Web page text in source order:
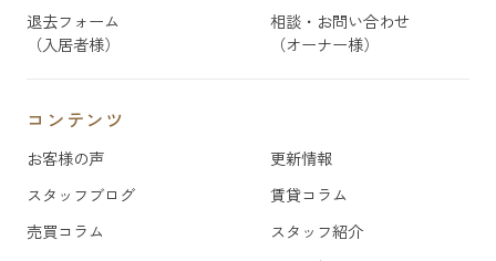
退去フォーム
（入居者様）
相談・お問い合わせ
（オーナー様）
コンテンツ
お客様の声
更新情報
スタッフブログ
賃貸コラム
売買コラム
スタッフ紹介